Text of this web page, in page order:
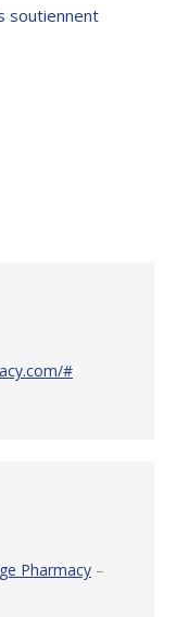
soutiennent
#
Pharmacy –